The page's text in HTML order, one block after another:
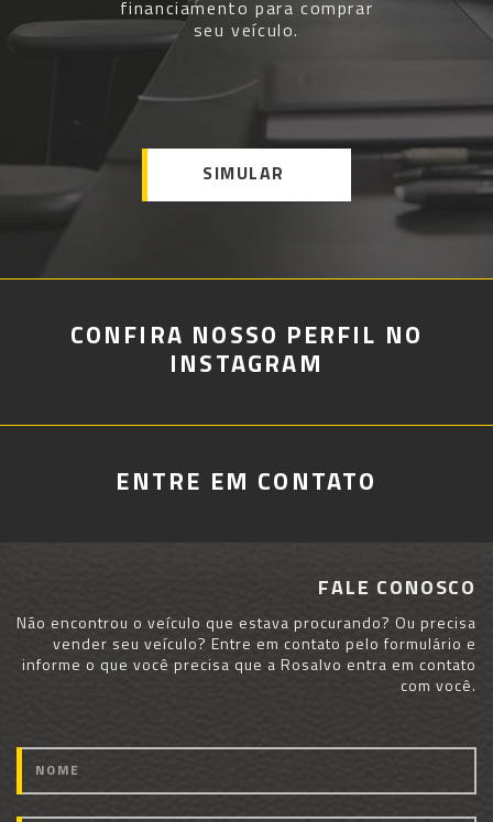
financiamento para comprar
seu veículo.
SIMULAR
CONFIRA NOSSO PERFIL NO
INSTAGRAM
ENTRE EM CONTATO
FALE CONOSCO
Não encontrou o veículo que estava procurando? Ou precisa
vender seu veículo? Entre em contato pelo formulário e
informe o que você precisa que a Rosalvo entra em contato
com você.